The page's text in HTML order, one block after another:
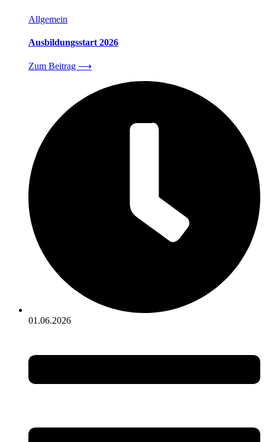
Allgemein
Ausbildungsstart 2026
Zum Beitrag ⟶
01.06.2026